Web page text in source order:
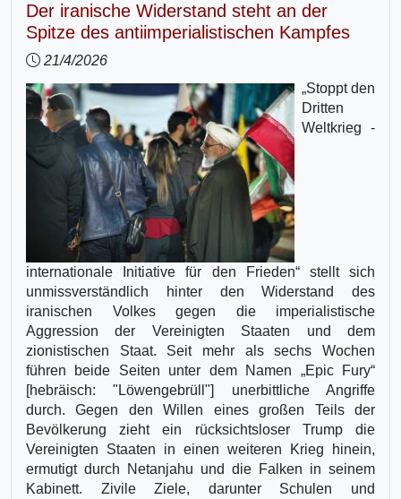
Der iranische Widerstand steht an der
Spitze des antiimperialistischen Kampfes
21/4/2026
„Stoppt den
Dritten
Weltkrieg -
internationale Initiative für den Frieden“ stellt sich
unmissverständlich hinter den Widerstand des
iranischen Volkes gegen die imperialistische
Aggression der Vereinigten Staaten und dem
zionistischen Staat. Seit mehr als sechs Wochen
führen beide Seiten unter dem Namen „Epic Fury“
[hebräisch: "Löwengebrüll"] unerbittliche Angriffe
durch. Gegen den Willen eines großen Teils der
Bevölkerung zieht ein rücksichtsloser Trump die
Vereinigten Staaten in einen weiteren Krieg hinein,
ermutigt durch Netanjahu und die Falken in seinem
Kabinett. Zivile Ziele, darunter Schulen und